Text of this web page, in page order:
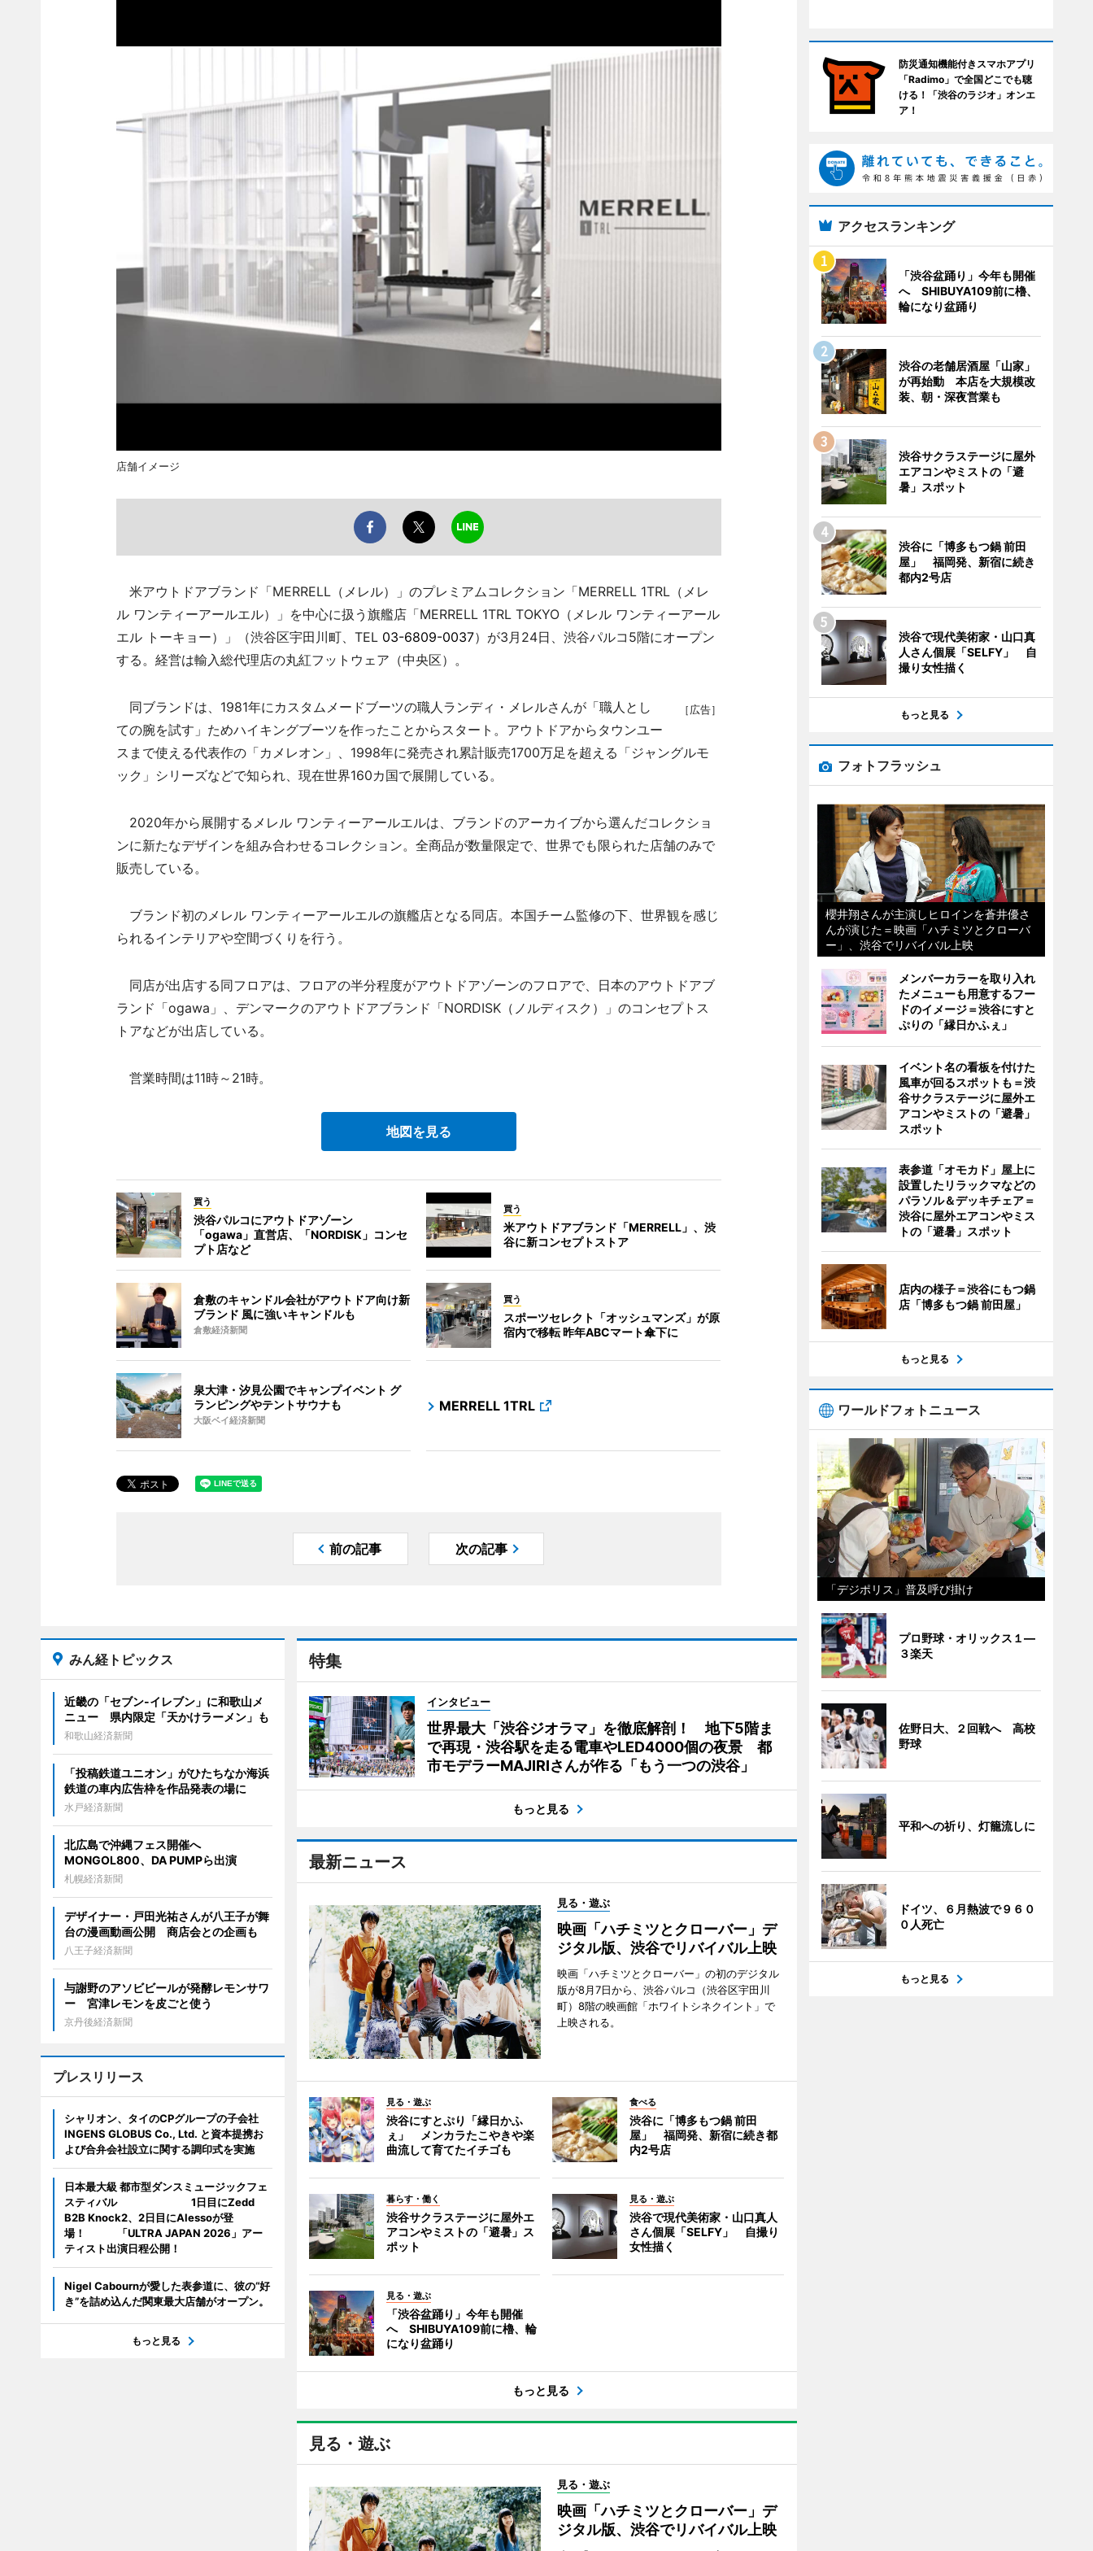
店舗イメージ
米アウトドアブランド「MERRELL（メレル）」のプレミアムコレクション「MERRELL 1TRL（メレ
ル ワンティーアールエル）」を中心に扱う旗艦店「MERRELL 1TRL TOKYO（メレル ワンティーアール
エル トーキョー）」（渋谷区宇田川町、TEL 03-6809-0037）が3月24日、渋谷パルコ5階にオープン
する。経営は輸入総代理店の丸紅フットウェア（中央区）。
［広告］
同ブランドは、1981年にカスタムメードブーツの職人ランディ・メレルさんが「職人とし
ての腕を試す」ためハイキングブーツを作ったことからスタート。アウトドアからタウンユー
スまで使える代表作の「カメレオン」、1998年に発売され累計販売1700万足を超える「ジャングルモ
ック」シリーズなどで知られ、現在世界160カ国で展開している。
2020年から展開するメレル ワンティーアールエルは、ブランドのアーカイブから選んだコレクショ
ンに新たなデザインを組み合わせるコレクション。全商品が数量限定で、世界でも限られた店舗のみで
販売している。
ブランド初のメレル ワンティーアールエルの旗艦店となる同店。本国チーム監修の下、世界観を感じ
られるインテリアや空間づくりを行う。
同店が出店する同フロアは、フロアの半分程度がアウトドアゾーンのフロアで、日本のアウトドアブ
ランド「ogawa」、デンマークのアウトドアブランド「NORDISK（ノルディスク）」のコンセプトス
トアなどが出店している。
営業時間は11時～21時。
地図を見る
買う
渋谷パルコにアウトドアゾーン
「ogawa」直営店、「NORDISK」コンセ
プト店など
買う
米アウトドアブランド「MERRELL」、渋
谷に新コンセプトストア
倉敷のキャンドル会社がアウトドア向け新
ブランド 風に強いキャンドルも
倉敷経済新聞
買う
スポーツセレクト「オッシュマンズ」が原
宿内で移転 昨年ABCマート傘下に
泉大津・汐見公園でキャンプイベント グ
ランピングやテントサウナも
大阪ベイ経済新聞
MERRELL 1TRL
前の記事 次の記事
特集
インタビュー
世界最大「渋谷ジオラマ」を徹底解剖！ 地下5階ま
で再現・渋谷駅を走る電車やLED4000個の夜景 都
市モデラーMAJIRIさんが作る「もう一つの渋谷」
もっと見る
最新ニュース
見る・遊ぶ
映画「ハチミツとクローバー」デ
ジタル版、渋谷でリバイバル上映
映画「ハチミツとクローバー」の初のデジタル
版が8月7日から、渋谷パルコ（渋谷区宇田川
町）8階の映画館「ホワイトシネクイント」で
上映される。
見る・遊ぶ
渋谷にすとぷり「縁日かふ
ぇ」 メンカラたこやきや楽
曲流して育てたイチゴも
食べる
渋谷に「博多もつ鍋 前田
屋」 福岡発、新宿に続き都
内2号店
暮らす・働く
渋谷サクラステージに屋外エ
アコンやミストの「避暑」ス
ポット
見る・遊ぶ
渋谷で現代美術家・山口真人
さん個展「SELFY」 自撮り
女性描く
見る・遊ぶ
「渋谷盆踊り」今年も開催
へ SHIBUYA109前に櫓、輪
になり盆踊り
もっと見る
見る・遊ぶ
見る・遊ぶ
映画「ハチミツとクローバー」デ
ジタル版、渋谷でリバイバル上映
みん経トピックス
近畿の「セブン-イレブン」に和歌山メ
ニュー 県内限定「天かけラーメン」も
和歌山経済新聞
「投稿鉄道ユニオン」がひたちなか海浜
鉄道の車内広告枠を作品発表の場に
水戸経済新聞
北広島で沖縄フェス開催へ
MONGOL800、DA PUMPら出演
札幌経済新聞
デザイナー・戸田光祐さんが八王子が舞
台の漫画動画公開 商店会との企画も
八王子経済新聞
与謝野のアソビビールが発酵レモンサワ
ー 宮津レモンを皮ごと使う
京丹後経済新聞
プレスリリース
シャリオン、タイのCPグループの子会社
INGENS GLOBUS Co., Ltd. と資本提携お
よび合弁会社設立に関する調印式を実施
日本最大級 都市型ダンスミュージックフェ
スティバル 1日目にZedd
B2B Knock2、2日目にAlessoが登
場！ 「ULTRA JAPAN 2026」アー
ティスト出演日程公開！
Nigel Cabournが愛した表参道に、彼の“好
き”を詰め込んだ関東最大店舗がオープン。
もっと見る
防災通知機能付きスマホアプリ
「Radimo」で全国どこでも聴
ける！「渋谷のラジオ」オンエ
ア！
アクセスランキング
「渋谷盆踊り」今年も開催
へ SHIBUYA109前に櫓、
輪になり盆踊り
渋谷の老舗居酒屋「山家」
が再始動 本店を大規模改
装、朝・深夜営業も
渋谷サクラステージに屋外
エアコンやミストの「避
暑」スポット
渋谷に「博多もつ鍋 前田
屋」 福岡発、新宿に続き
都内2号店
渋谷で現代美術家・山口真
人さん個展「SELFY」 自
撮り女性描く
もっと見る
フォトフラッシュ
櫻井翔さんが主演しヒロインを蒼井優さ
んが演じた＝映画「ハチミツとクローバ
ー」、渋谷でリバイバル上映
メンバーカラーを取り入れ
たメニューも用意するフー
ドのイメージ＝渋谷にすと
ぷりの「縁日かふぇ」
イベント名の看板を付けた
風車が回るスポットも＝渋
谷サクラステージに屋外エ
アコンやミストの「避暑」
スポット
表参道「オモカド」屋上に
設置したリラックマなどの
パラソル＆デッキチェア＝
渋谷に屋外エアコンやミス
トの「避暑」スポット
店内の様子＝渋谷にもつ鍋
店「博多もつ鍋 前田屋」
もっと見る
ワールドフォトニュース
「デジポリス」普及呼び掛け
プロ野球・オリックス１―
３楽天
佐野日大、２回戦へ 高校
野球
平和への祈り、灯籠流しに
ドイツ、６月熱波で９６０
０人死亡
もっと見る